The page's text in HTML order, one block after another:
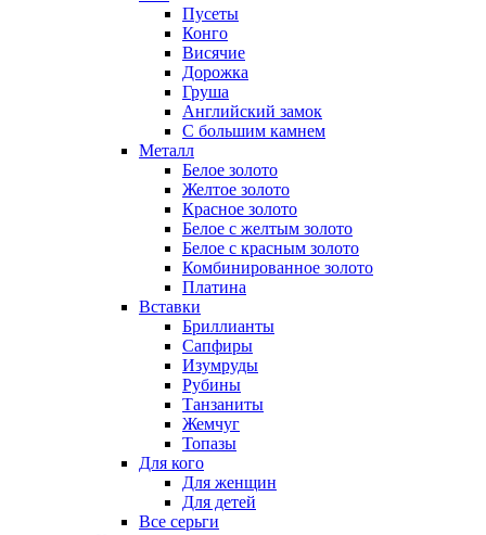
Пусеты
Конго
Висячие
Дорожка
Груша
Английский замок
С большим камнем
Металл
Белое золото
Желтое золото
Красное золото
Белое с желтым золото
Белое с красным золото
Комбинированное золото
Платина
Вставки
Бриллианты
Сапфиры
Изумруды
Рубины
Танзаниты
Жемчуг
Топазы
Для кого
Для женщин
Для детей
Все серьги